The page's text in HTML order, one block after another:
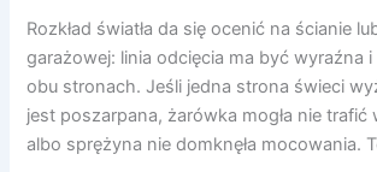
Rozkład światła da się ocenić na ścianie
garażowej: linia odcięcia ma być wyraźna
obu stronach. Jeśli jedna strona świeci
jest poszarpana, żarówka mogła nie trafić
albo sprężyna nie domknęła mocowania.